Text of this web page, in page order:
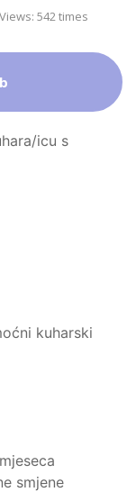
Views: 542 times
icu s
kuharski
smjene